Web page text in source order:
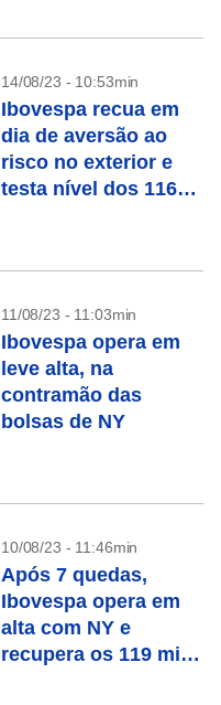
14/08/23 - 10:53min
Ibovespa recua em
dia de aversão ao
risco no exterior e
testa nível dos 116
11/08/23 - 11:03min
Ibovespa opera em
leve alta, na
contramão das
bolsas de NY
10/08/23 - 11:46min
Após 7 quedas,
Ibovespa opera em
alta com NY e
recupera os 119 mil